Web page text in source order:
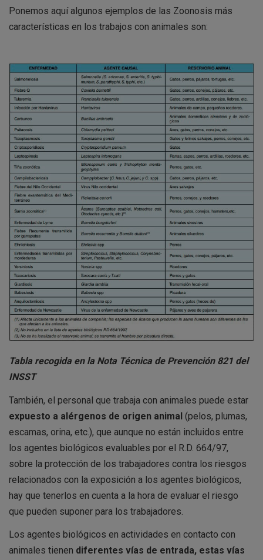
Ponemos aquí algunos ejemplos de las Zoonosis más
características en los trabajos con animales son:
Tabla recogida en la Nota Técnica de Prevención 821 del
INSST
También, el personal que trabaja con animales puede estar
expuesto a alérgenos de origen animal (pelos, plumas,
escamas, orina, etc.), que aunque no están incluidos entre
los agentes biológicos evaluables por el R.D. 664/97,
sobre la protección de los trabajadores contra los riesgos
relacionados con la exposición a los agentes biológicos,
hay que tenerlos en cuenta a la hora de evaluar el riesgo
que pueden suponer para los trabajadores.
Los agentes biológicos en actividades en contacto con
animales tienen diferentes vías de entrada, estas vías